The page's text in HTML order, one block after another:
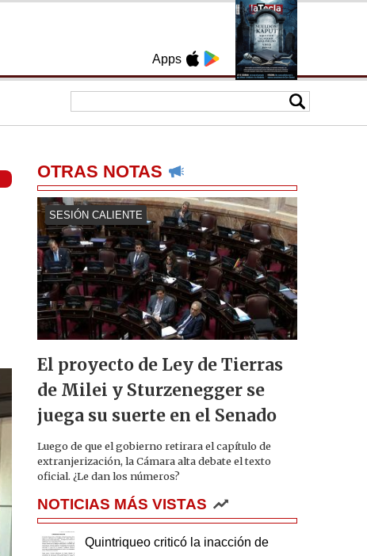
Apps
OTRAS NOTAS
SESIÓN CALIENTE
El proyecto de Ley de Tierras
de Milei y Sturzenegger se
juega su suerte en el Senado
Luego de que el gobierno retirara el capítulo de
extranjerización, la Cámara alta debate el texto
oficial. ¿Le dan los números?
NOTICIAS MÁS VISTAS
Quintriqueo criticó la inacción de